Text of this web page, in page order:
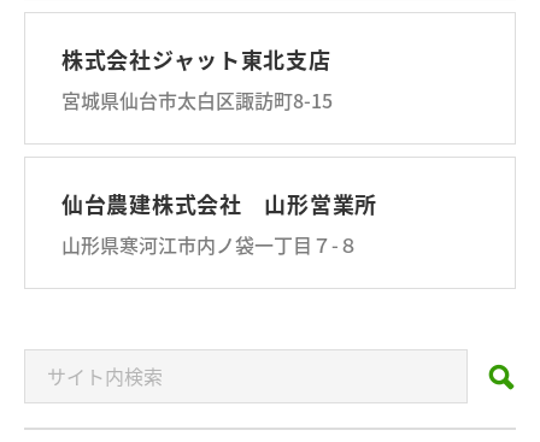
株式会社ジャット東北支店
宮城県仙台市太白区諏訪町8-15
仙台農建株式会社 山形営業所
山形県寒河江市内ノ袋一丁目７-８